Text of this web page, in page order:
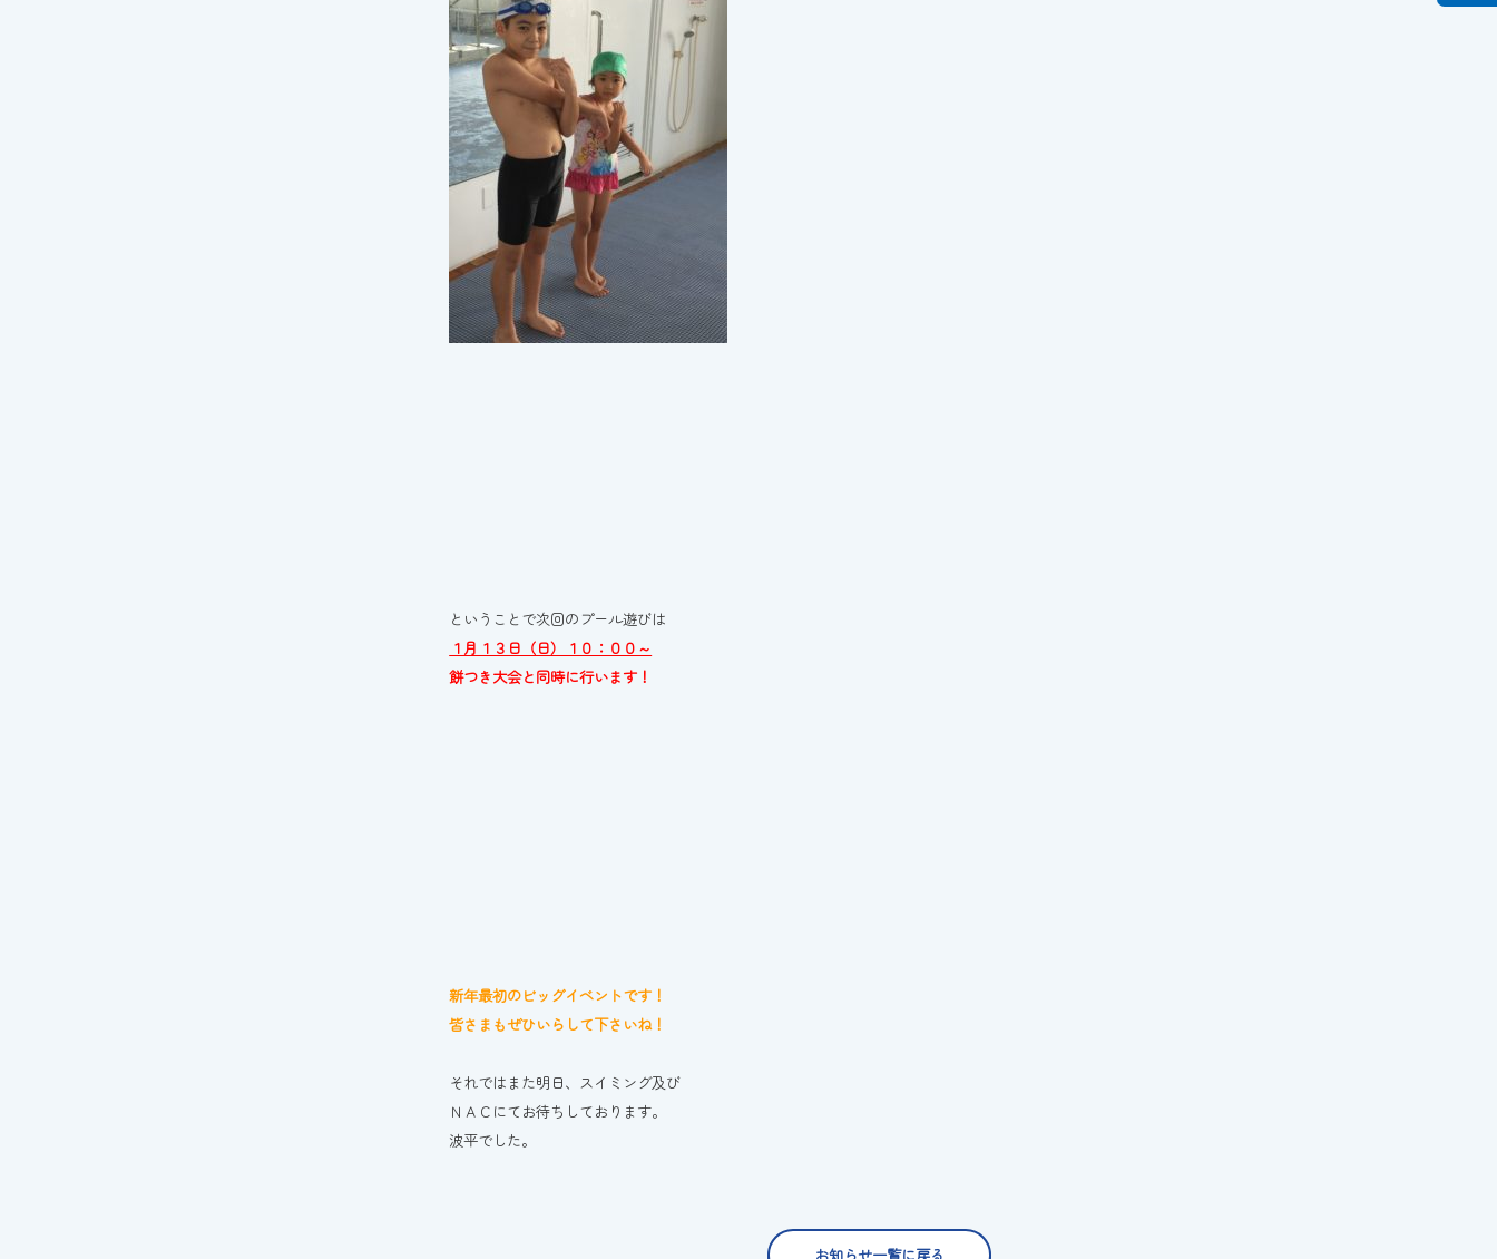
ということで次回のプール遊びは
１月１３日（日）１０：００～
餅つき大会と同時に行います！
新年最初のビッグイベントです！
皆さまもぜひいらして下さいね！
それではまた明日、スイミング及び
ＮＡＣにてお待ちしております。
波平でした。